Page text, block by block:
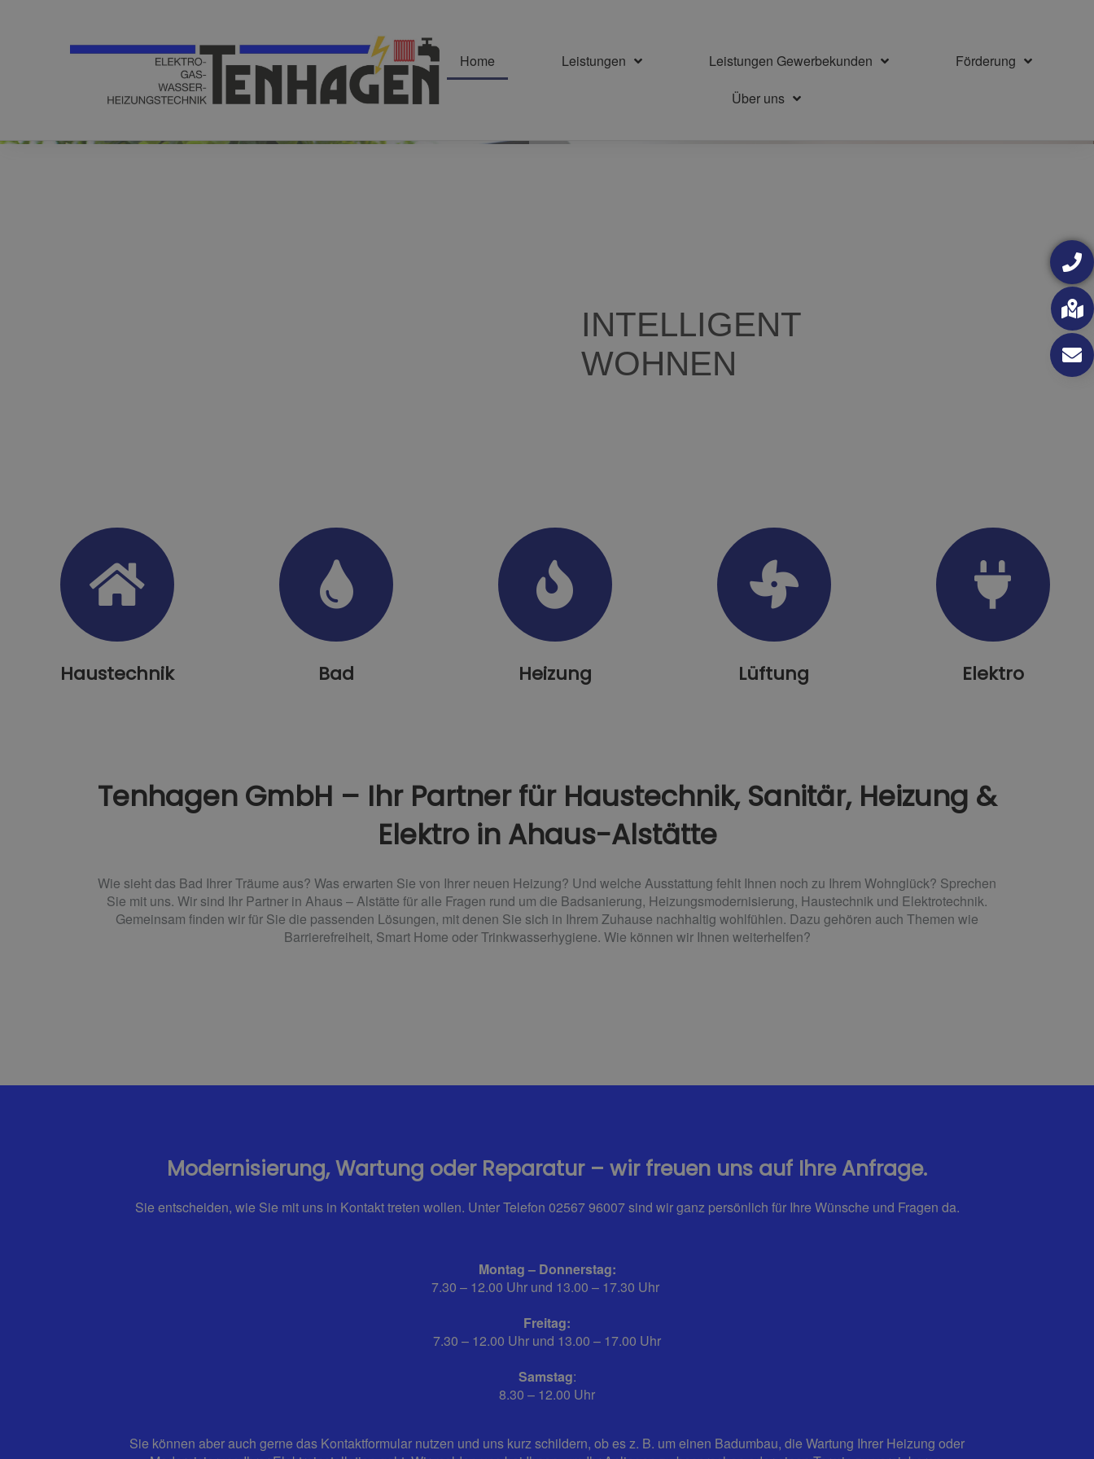
Home Leistungen Leistungen Gewerbekunden
Förderung
Über uns
Haustechnik Bad Heizung Lüftung Elektro
Tenhagen GmbH – Ihr Partner für Haustechnik, Sanitär, Heizung &
Elektro in Ahaus-Alstätte
Wie sieht das Bad Ihrer Träume aus? Was erwarten Sie von Ihrer neuen Heizung? Und welche Ausstattung fehlt Ihnen noch zu Ihrem Wohnglück? Sprechen
Sie mit uns. Wir sind Ihr Partner in Ahaus – Alstätte für alle Fragen rund um die Badsanierung, Heizungsmodernisierung, Haustechnik und Elektrotechnik.
Gemeinsam finden wir für Sie die passenden Lösungen, mit denen Sie sich in Ihrem Zuhause nachhaltig wohlfühlen. Dazu gehören auch Themen wie
Barrierefreiheit, Smart Home oder Trinkwasserhygiene. Wie können wir Ihnen weiterhelfen?
Modernisierung, Wartung oder Reparatur – wir freuen uns auf Ihre Anfrage.
Sie entscheiden, wie Sie mit uns in Kontakt treten wollen. Unter Telefon 02567 96007 sind wir ganz persönlich für Ihre Wünsche und Fragen da.
Montag – Donnerstag:
7.30 – 12.00 Uhr und 13.00 – 17.30 Uhr
Freitag:
7.30 – 12.00 Uhr und 13.00 – 17.00 Uhr
Samstag:
8.30 – 12.00 Uhr
Sie können aber auch gerne das Kontaktformular nutzen und uns kurz schildern, ob es z. B. um einen Badumbau, die Wartung Ihrer Heizung oder